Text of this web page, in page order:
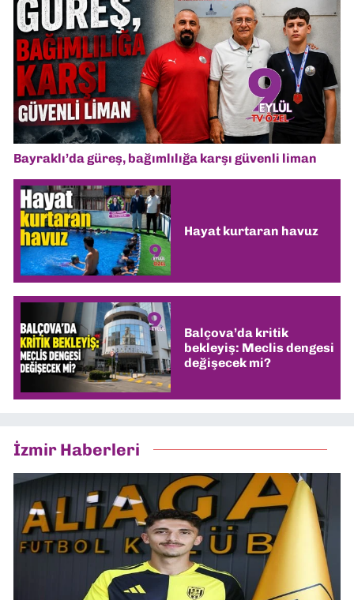
Bayraklı’da güreş, bağımlılığa karşı güvenli liman
Hayat kurtaran havuz
Balçova’da kritik
bekleyiş: Meclis dengesi
değişecek mi?
İzmir Haberleri